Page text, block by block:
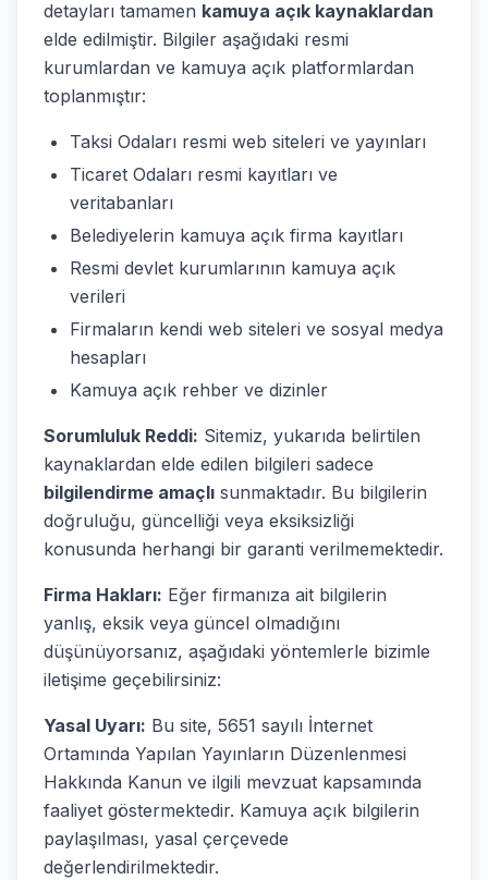
detayları tamamen kamuya açık kaynaklardan
elde edilmiştir. Bilgiler aşağıdaki resmi
kurumlardan ve kamuya açık platformlardan
toplanmıştır:
Taksi Odaları resmi web siteleri ve yayınları
Ticaret Odaları resmi kayıtları ve
veritabanları
Belediyelerin kamuya açık firma kayıtları
Resmi devlet kurumlarının kamuya açık
verileri
Firmaların kendi web siteleri ve sosyal medya
hesapları
Kamuya açık rehber ve dizinler
Sorumluluk Reddi: Sitemiz, yukarıda belirtilen
kaynaklardan elde edilen bilgileri sadece
bilgilendirme amaçlı sunmaktadır. Bu bilgilerin
doğruluğu, güncelliği veya eksiksizliği
konusunda herhangi bir garanti verilmemektedir.
Firma Hakları: Eğer firmanıza ait bilgilerin
yanlış, eksik veya güncel olmadığını
düşünüyorsanız, aşağıdaki yöntemlerle bizimle
iletişime geçebilirsiniz:
Yasal Uyarı: Bu site, 5651 sayılı İnternet
Ortamında Yapılan Yayınların Düzenlenmesi
Hakkında Kanun ve ilgili mevzuat kapsamında
faaliyet göstermektedir. Kamuya açık bilgilerin
paylaşılması, yasal çerçevede
değerlendirilmektedir.